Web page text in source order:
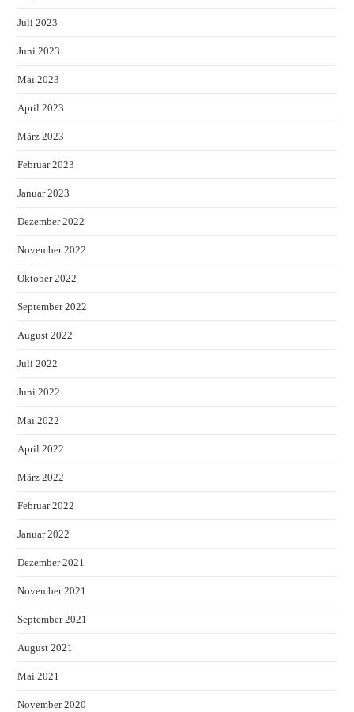
Juli 2023
Juni 2023
Mai 2023
April 2023
März 2023
Februar 2023
Januar 2023
Dezember 2022
November 2022
Oktober 2022
September 2022
August 2022
Juli 2022
Juni 2022
Mai 2022
April 2022
März 2022
Februar 2022
Januar 2022
Dezember 2021
November 2021
September 2021
August 2021
Mai 2021
November 2020